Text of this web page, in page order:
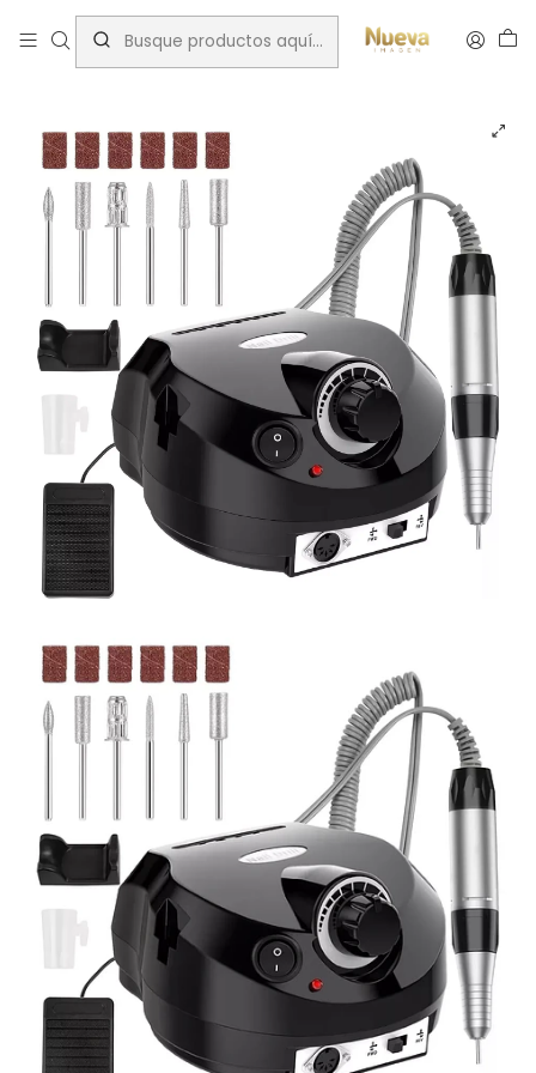
Inicio Insumos Manicure Torno
NAILSTAR TORNO DE UÑAS 35000 RP